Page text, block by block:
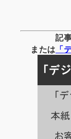
記
または 「